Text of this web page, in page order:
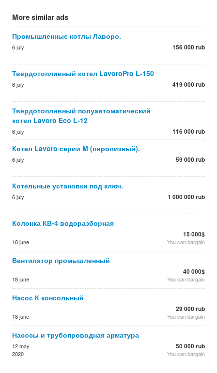
More similar ads
Промышленные котлы Лаворо.
6 july 156 000 rub
Твердотопливный котел LavoroPro L-150
6 july 419 000 rub
Твердотопливный полуавтоматический
котел Lavoro Eco L-12
6 july 116 000 rub
Котел Lavoro серии M (пиролизный).
6 july 59 000 rub
Котельные установки под ключ.
6 july 1 000 000 rub
Колонка КВ-4 водоразборная
18 june
15 000$
You can bargain
Вентилятор промышленный
18 june
40 000$
You can bargain
Насос К консольный
18 june
29 000 rub
You can bargain
Насосы и трубопроводная арматура
12 may
2020
50 000 rub
You can bargain